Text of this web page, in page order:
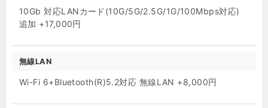
10Gb 対応LANカード(10G/5G/2.5G/1G/100Mbps対応)
追加 +17,000円
無線LAN
Wi-Fi 6+Bluetooth(R)5.2対応 無線LAN +8,000円